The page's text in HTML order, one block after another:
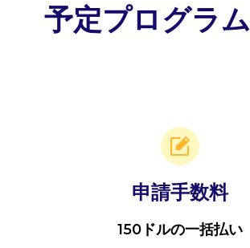
予定プログラム
申請手数料
150ドルの一括払い